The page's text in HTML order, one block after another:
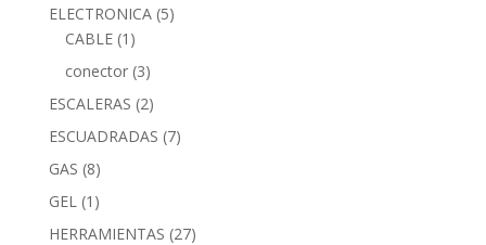
ELECTRONICA (5)
CABLE (1)
conector (3)
ESCALERAS (2)
ESCUADRADAS (7)
GAS (8)
GEL (1)
HERRAMIENTAS (27)